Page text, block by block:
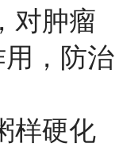
对肿瘤
，防治
样硬化